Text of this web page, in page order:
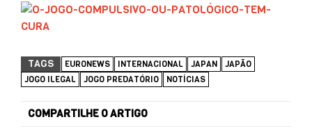
TAGS EURONEWS INTERNACIONAL JAPAN
JAPÃO
JOGO ILEGAL
JOGO PREDATÓRIO NOTÍCIAS
COMPARTILHE O ARTIGO